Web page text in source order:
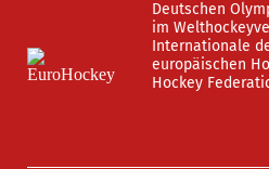
Deutschen
im
Internationale
europäischen
Hockey